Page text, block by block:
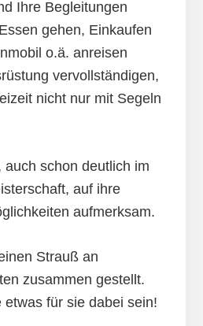
Ihre Begleitungen
gehen, Einkaufen
o.ä. anreisen
vervollständigen,
nicht nur mit Segeln
auch schon deutlich im
auf ihre
aufmerksam.
Strauß an
zusammen gestellt.
etwas für sie dabei sein!